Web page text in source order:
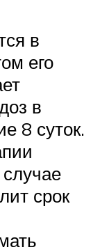
в
его
в
8 суток.
срок